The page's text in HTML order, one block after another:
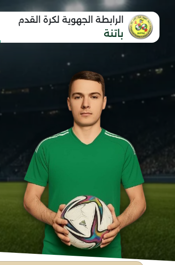
الرابطة الجهوية لكرة القدم
باتنة